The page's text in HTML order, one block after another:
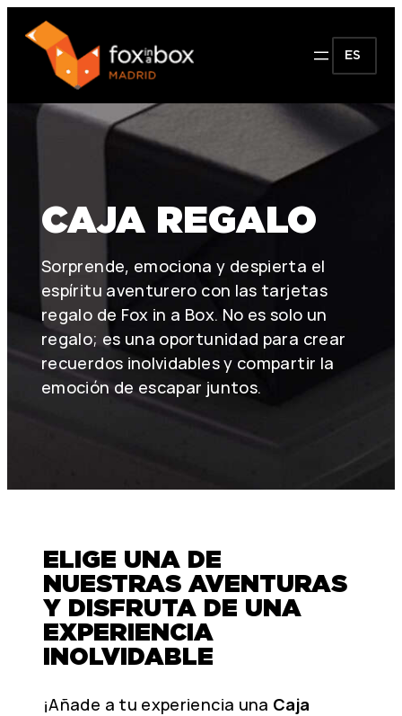
ES
CAJA REGALO
Sorprende, emociona y despierta el
espíritu aventurero con las tarjetas
regalo de Fox in a Box. No es solo un
regalo; es una oportunidad para crear
recuerdos inolvidables y compartir la
emoción de escapar juntos.
ELIGE UNA DE
NUESTRAS AVENTURAS
Y DISFRUTA DE UNA
EXPERIENCIA
INOLVIDABLE
¡Añade a tu experiencia una Caja